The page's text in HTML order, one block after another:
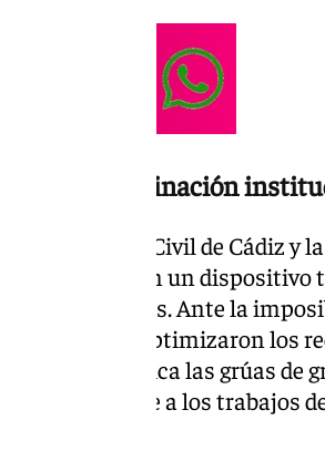
y coordinación
de la Guardia Civil de Cádiz y
articularon un
del chasis. Ante la
autoridades optimizaron los
estratégica las grúas
actualmente a los trabajos